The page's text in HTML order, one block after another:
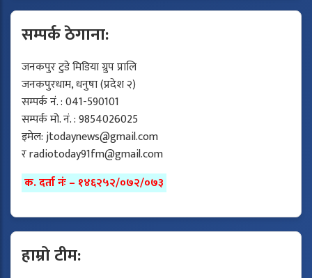
सम्पर्क ठेगाना:
जनकपुर टुडे मिडिया ग्रुप प्रालि
जनकपुरधाम, धनुषा (प्रदेश २)
सम्पर्क नं. : 041-590101
सम्पर्क मो. नं. : 9854026025
इमेल:jtodaynews@gmail.com
रradiotoday91fm@gmail.com
क. दर्ता नंः – १४६२५२/०७२/०७३
हाम्रो टीम: